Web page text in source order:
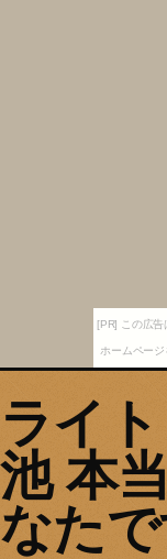
[PR] この広告
ホームページ
ライ
池 本
なたで